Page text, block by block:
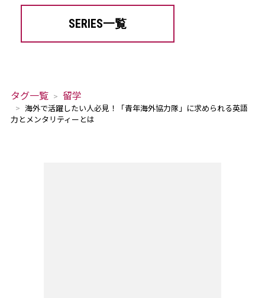
SERIES一覧
タグ一覧 留学
海外で活躍したい人必見！「青年海外協力隊」に求められる英語
力とメンタリティーとは